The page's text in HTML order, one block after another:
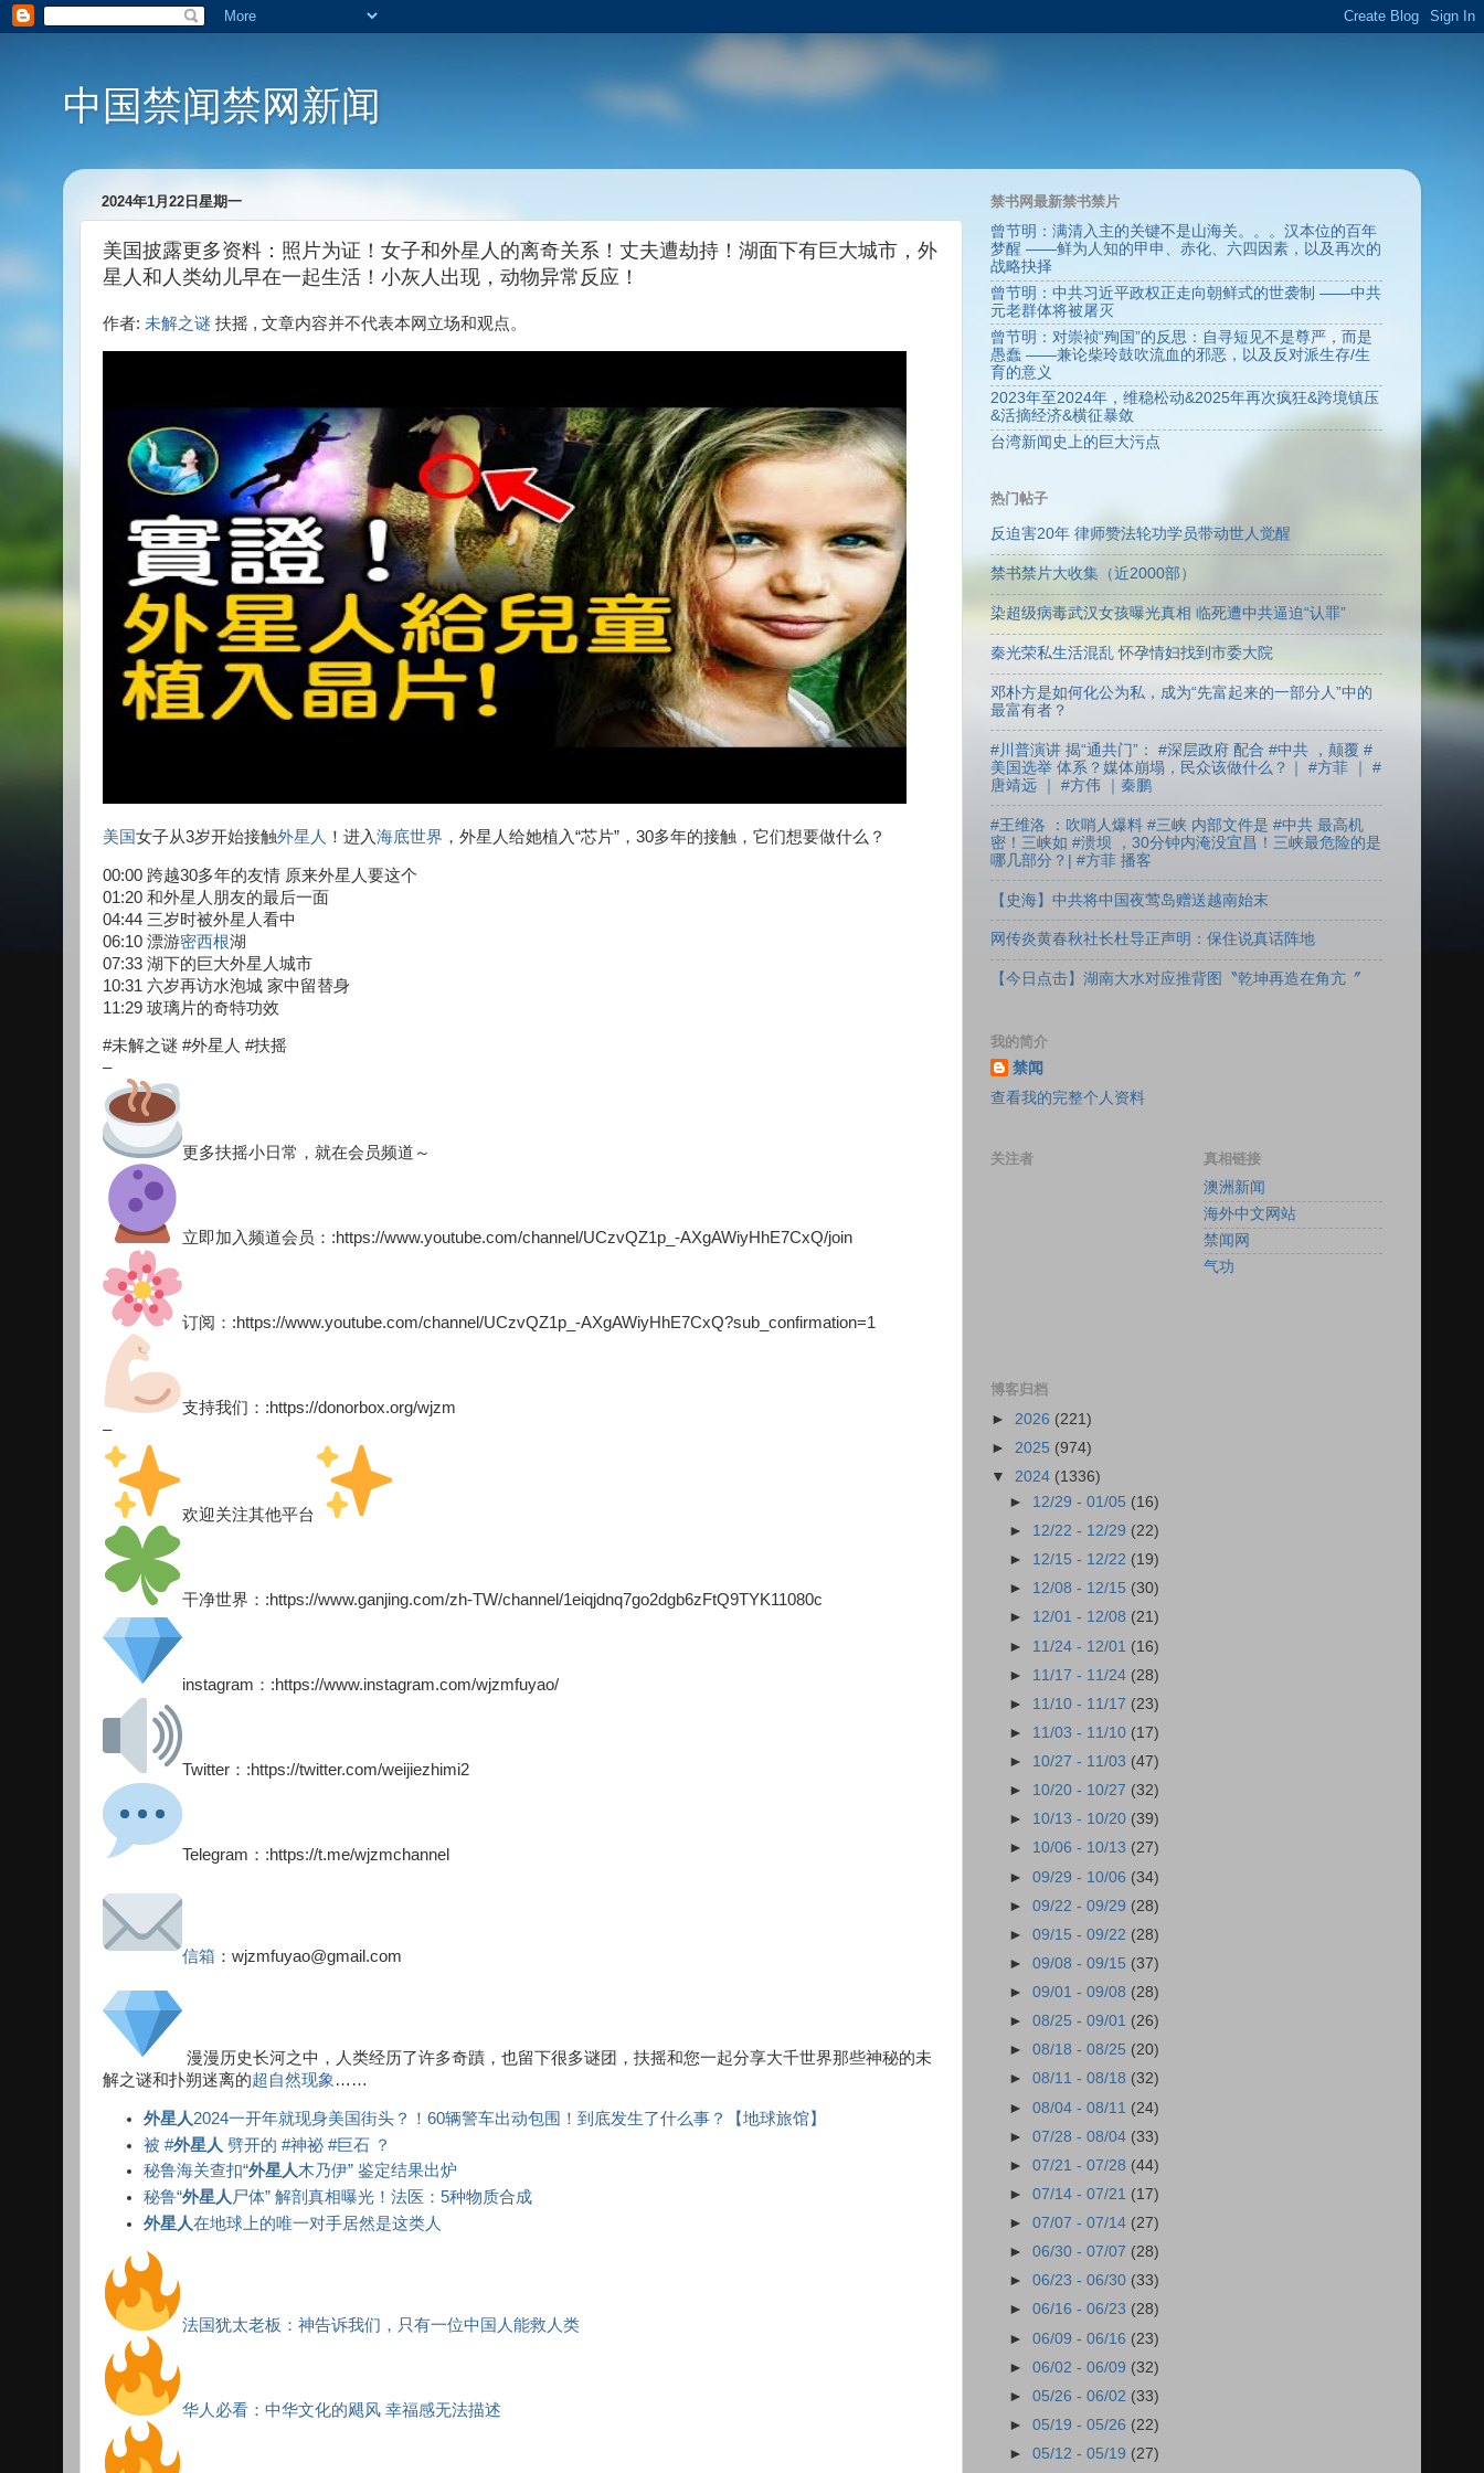
中国禁闻禁网新闻
2024年1月22日星期一
美国披露更多资料：照片为证！女子和外星人的离奇关系！丈夫遭劫持！湖面下有巨大城市，外
星人和人类幼儿早在一起生活！小灰人出现，动物异常反应！
作者: 未解之谜 扶摇 , 文章内容并不代表本网立场和观点。
美国女子从3岁开始接触外星人 ！进入海底世界 ，外星人给她植入“芯片”，30多年的接触，它们想要做什么？
00:00 跨越30多年的友情 原来外星人要这个
01:20 和外星人朋友的最后一面
04:44 三岁时被外星人看中
06:10 漂游密西根湖
07:33 湖下的巨大外星人城市
10:31 六岁再访水泡城 家中留替身
11:29 玻璃片的奇特功效
#未解之谜 #外星人 #扶摇
–
更多扶摇小日常，就在会员频道～
立即加入频道会员：:https://www.youtube.com/channel/UCzvQZ1p_-AXgAWiyHhE7CxQ/join
订阅：:https://www.youtube.com/channel/UCzvQZ1p_-AXgAWiyHhE7CxQ?sub_confirmation=1
支持我们：:https://donorbox.org/wjzm
–
欢迎关注其他平台
干净世界：:https://www.ganjing.com/zh-TW/channel/1eiqjdnq7go2dgb6zFtQ9TYK11080c
instagram：:https://www.instagram.com/wjzmfuyao/
Twitter：:https://twitter.com/weijiezhimi2
Telegram：:https://t.me/wjzmchannel
信箱 ：wjzmfuyao@gmail.com
漫漫历史长河之中，人类经历了许多奇蹟，也留下很多谜团，扶摇和您一起分享大千世界那些神秘的未
解之谜和扑朔迷离的超自然现象 ……
外星人2024一开年就现身美国街头？！60辆警车出动包围！到底发生了什么事？【地球旅馆】
被 #外星人 劈开的 #神祕 #巨石 ？
秘鲁海关查扣“外星人木乃伊” 鉴定结果出炉
秘鲁“外星人 尸体” 解剖真相曝光！法医：5种物质合成
外星人在地球上的唯一对手居然是这类人
法国犹太老板：神告诉我们，只有一位中国人能救人类
华人必看：中华文化的飓风 幸福感无法描述
禁书网最新禁书禁片
曾节明：满清入主的关键不是山海关。。。汉本位的百年
梦醒 ——鲜为人知的甲申、赤化、六四因素，以及再次的
战略抉择
曾节明：中共习近平政权正走向朝鲜式的世袭制 ——中共
元老群体将被屠灭
曾节明：对崇祯“殉国”的反思：自寻短见不是尊严，而是
愚蠢 ——兼论柴玲鼓吹流血的邪恶，以及反对派生存/生
育的意义
2023年至2024年，维稳松动&2025年再次疯狂&跨境镇压
&活摘经济&横征暴敛
台湾新闻史上的巨大污点
热门帖子
反迫害20年 律师赞法轮功学员带动世人觉醒
禁书禁片大收集（近2000部）
染超级病毒武汉女孩曝光真相 临死遭中共逼迫“认罪”
秦光荣私生活混乱 怀孕情妇找到市委大院
邓朴方是如何化公为私，成为“先富起来的一部分人”中的
最富有者？
#川普演讲 揭“通共门”： #深层政府 配合 #中共 ，颠覆 #
美国选举 体系？媒体崩塌，民众该做什么？｜ #方菲 ｜ #
唐靖远 ｜ #方伟 ｜秦鹏
#王维洛 ：吹哨人爆料 #三峡 内部文件是 #中共 最高机
密！三峡如 #溃坝 ，30分钟内淹没宜昌！三峡最危险的是
哪几部分？| #方菲 播客
【史海】中共将中国夜莺岛赠送越南始末
网传炎黄春秋社长杜导正声明：保住说真话阵地
【今日点击】湖南大水对应推背图〝乾坤再造在角亢〞
我的简介
禁闻
查看我的完整个人资料
关注者
真相链接
澳洲新闻
海外中文网站
禁闻网
气功
博客归档
► 2026 (221)
► 2025 (974)
▼ 2024 (1336)
► 12/29 - 01/05 (16)
► 12/22 - 12/29 (22)
► 12/15 - 12/22 (19)
► 12/08 - 12/15 (30)
► 12/01 - 12/08 (21)
► 11/24 - 12/01 (16)
► 11/17 - 11/24 (28)
► 11/10 - 11/17 (23)
► 11/03 - 11/10 (17)
► 10/27 - 11/03 (47)
► 10/20 - 10/27 (32)
► 10/13 - 10/20 (39)
► 10/06 - 10/13 (27)
►09/29 - 10/06 (34)
►09/22 - 09/29 (28)
►09/15 - 09/22 (28)
►09/08 - 09/15 (37)
►09/01 - 09/08 (28)
►08/25 - 09/01 (26)
►08/18 - 08/25 (20)
►08/11 - 08/18 (32)
►08/04 - 08/11 (24)
►07/28 - 08/04 (33)
►07/21 - 07/28 (44)
►07/14 - 07/21 (17)
►07/07 - 07/14 (27)
►06/30 - 07/07 (28)
►06/23 - 06/30 (33)
►06/16 - 06/23 (28)
►06/09 - 06/16 (23)
►06/02 - 06/09 (32)
►05/26 - 06/02 (33)
►05/19 - 05/26 (22)
►05/12 - 05/19 (27)